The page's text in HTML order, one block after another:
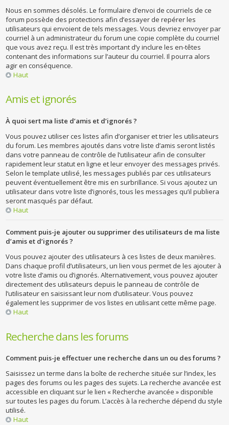
Nous en sommes désolés. Le formulaire d’envoi de courriels de ce
forum possède des protections afin d’essayer de repérer les
utilisateurs qui envoient de tels messages. Vous devriez envoyer par
courriel à un administrateur du forum une copie complète du courriel
que vous avez reçu. Il est très important d’y inclure les en-têtes
contenant des informations sur l’auteur du courriel. Il pourra alors
agir en conséquence.
Haut
Amis et ignorés
À quoi sert ma liste d’amis et d’ignorés ?
Vous pouvez utiliser ces listes afin d’organiser et trier les utilisateurs
du forum. Les membres ajoutés dans votre liste d’amis seront listés
dans votre panneau de contrôle de l’utilisateur afin de consulter
rapidement leur statut en ligne et leur envoyer des messages privés.
Selon le template utilisé, les messages publiés par ces utilisateurs
peuvent éventuellement être mis en surbrillance. Si vous ajoutez un
utilisateur dans votre liste d’ignorés, tous les messages qu’il publiera
seront masqués par défaut.
Haut
Comment puis-je ajouter ou supprimer des utilisateurs de ma liste
d’amis et d’ignorés ?
Vous pouvez ajouter des utilisateurs à ces listes de deux manières.
Dans chaque profil d’utilisateurs, un lien vous permet de les ajouter à
votre liste d’amis ou d’ignorés. Alternativement, vous pouvez ajouter
directement des utilisateurs depuis le panneau de contrôle de
l’utilisateur en saisissant leur nom d’utilisateur. Vous pouvez
également les supprimer de vos listes en utilisant cette même page.
Haut
Recherche dans les forums
Comment puis-je effectuer une recherche dans un ou des forums ?
Saisissez un terme dans la boîte de recherche située sur l’index, les
pages des forums ou les pages des sujets. La recherche avancée est
accessible en cliquant sur le lien « Recherche avancée » disponible
sur toutes les pages du forum. L’accès à la recherche dépend du style
utilisé.
Haut